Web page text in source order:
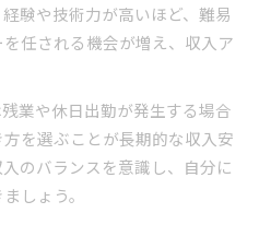
験や技術力が高いほど、難易
任される機会が増え、収入ア
業や休日出勤が発生する場合
を選ぶことが長期的な収入安
のバランスを意識し、自分に
しょう。